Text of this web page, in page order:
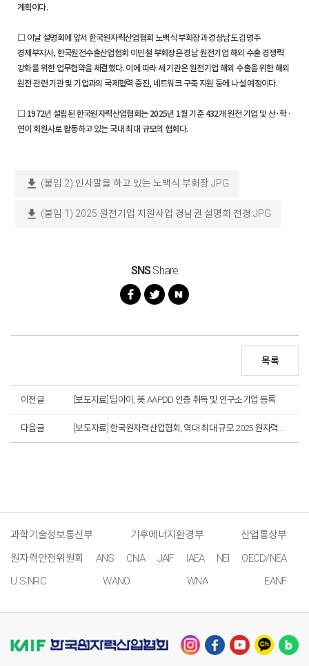
계획이다.
□ 이날 설명회에 앞서 한국원자력산업협회 노백식 부회장과 경상남도 김명주
경제부지사, 한국원전수출산업협회 이민철 부회장은 경남 원전기업 해외 수출 경쟁력
강화를 위한 업무협약을 체결했다. 이에 따라 세 기관은 원전기업 해외 수출을 위한 해외
원전 관련 기관 및 기업과의 국제협력 증진, 네트워크 구축 지원 등에 나설 예정이다.
□ 1972년 설립된 한국원자력산업협회는 2025년 1월 기준 432개 원전 기업 및 산·학·
연이 회원사로 활동하고 있는 국내 최대 규모의 협회다.
download (붙임 2) 인사말을 하고 있는 노백식 부회장.JPG
download (붙임 1) 2025 원전기업 지원사업 경남권 설명회 전경.JPG
SNSShare
목록
이전글 [보도자료] 딥아이, 美 AAPDD 인증 취득 및 연구소기업 등록
다음글 [보도자료] 한국원자력산업협회, 역대 최대 규모 2025 원자력계 신년인사회 개최
과학기술정보통신부 기후에너지환경부
산업통상부
원자력안전위원회
ANS CNA JAIF IAEA NEI
OECD/NEA
U.S.NRC
WANO WNA EANF